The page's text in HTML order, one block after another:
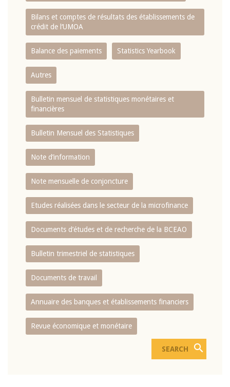
Bilans et comptes de résultats des établissements de
crédit de l‘UMOA
Balance des paiements Statistics Yearbook
Autres
Bulletin mensuel de statistiques monétaires et
financières
Bulletin Mensuel des Statistiques
Note d’information
Note mensuelle de conjoncture
Etudes réalisées dans le secteur de la microfinance
Documents d’études et de recherche de la BCEAO
Bulletin trimestriel de statistiques
Documents de travail
Annuaire des banques et établissements financiers
Revue économique et monétaire